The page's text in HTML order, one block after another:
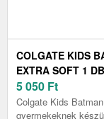
COLGATE KIDS
EXTRA SOFT 1 DB
5 050 Ft
Colgate Kids
gyermekeknek